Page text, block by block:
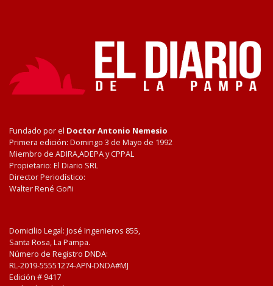
Fundado por el Doctor Antonio Nemesio
Primera edición: Domingo 3 de Mayo de 1992
Miembro de ADIRA,ADEPA y CPPAL
Propietario: El Diario SRL
Director Periodístico:
Walter René Goñi
Domicilio Legal: José Ingenieros 855,
Santa Rosa, La Pampa.
Número de Registro DNDA:
RL-2019-55551274-APN-DNDA#MJ
Edición # 9417